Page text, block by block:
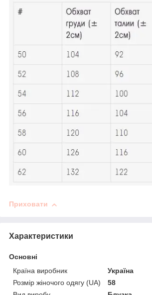
Приховати
Характеристики
Основні
Країна виробник
Україна
Розмір жіночого одягу (UA)
58